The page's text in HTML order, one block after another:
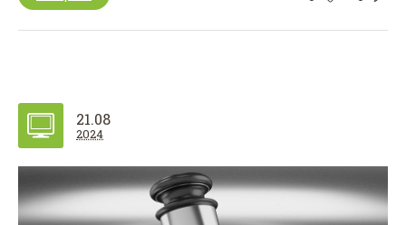
21.08
2024